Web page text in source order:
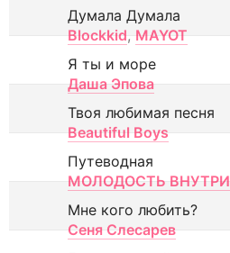
Думала Думала
Blockkid, MAYOT
Я ты и море
Даша Эпова
Твоя любимая песня
Beautiful Boys
Путеводная
МОЛОДОСТЬ ВНУТРИ
Мне кого любить?
Сеня Слесарев